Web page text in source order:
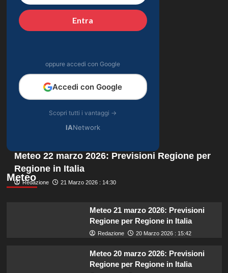
Entra
oppure accedi con Google
Accedi con Google
Scopri tutti i vantaggi →
IANetwork
Meteo
Meteo 22 marzo 2026: Previsioni Regione per
Regione in Italia
Redazione 21 Marzo 2026 : 14:30
Meteo 21 marzo 2026: Previsioni
Regione per Regione in Italia
Redazione 20 Marzo 2026 : 15:42
Meteo 20 marzo 2026: Previsioni
Regione per Regione in Italia